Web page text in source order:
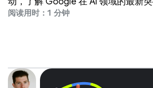
Gemini 到 Android、Chrome、
阅读用时：1 分钟